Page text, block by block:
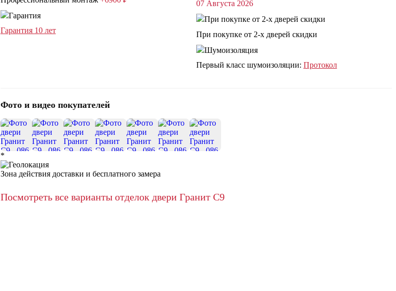
Гарантия 10 лет
07 Августа 2026
При покупке от 2-х дверей скидки
Первый класс шумоизоляции: Протокол
Фото и видео покупателей
*
Зона действия доставки и бесплатного замера
Посмотреть все варианты отделок двери Гранит С9